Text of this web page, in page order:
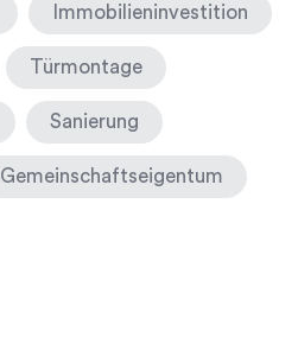
Immobilieninvestition
Türmontage
Sanierung
Gemeinschaftseigentum